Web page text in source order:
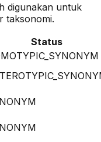
digunakan untuk
taksonomi.
Status